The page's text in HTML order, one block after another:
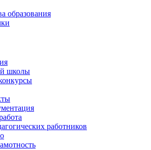
образования
школы
работников